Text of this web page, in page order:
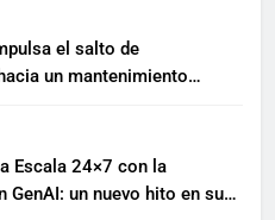
el salto de
un mantenimiento
Escala 24×7 con la
GenAI: un nuevo hito en su